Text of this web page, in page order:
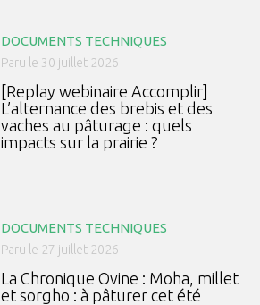
DOCUMENTS TECHNIQUES
Paru le 30 juillet 2026
[Replay webinaire Accomplir]
L’alternance des brebis et des
vaches au pâturage : quels
impacts sur la prairie ?
DOCUMENTS TECHNIQUES
Paru le 27 juillet 2026
La Chronique Ovine : Moha, millet
et sorgho : à pâturer cet été